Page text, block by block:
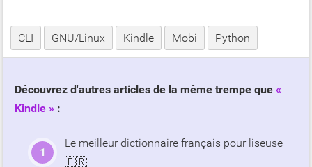
CLI GNU/Linux Kindle Mobi Python
Découvrez d'autres articles de la même trempe que
Kindle
:
Le meilleur dictionnaire français pour liseuse
🇫🇷